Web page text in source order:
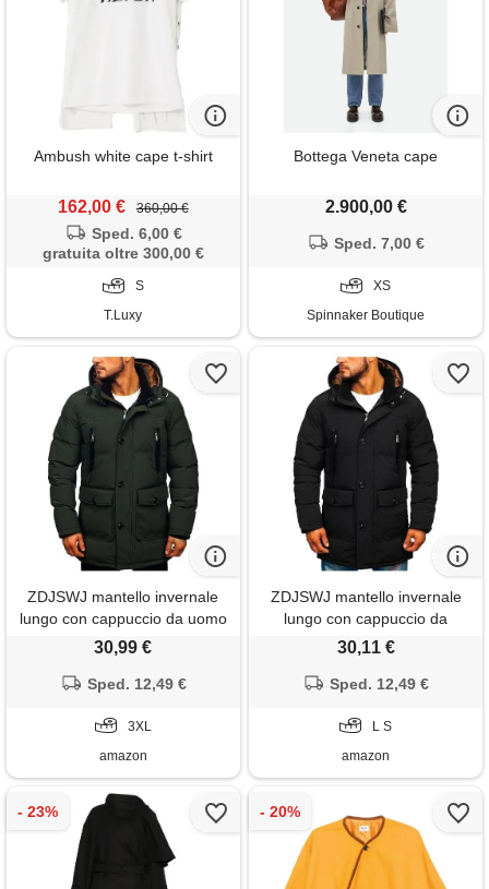
Ambush white cape t-shirt
162,00 € 360,00 €
Sped. 6,00 €
gratuita oltre 300,00 €
S
T.Luxy
Bottega Veneta cape
2.900,00 €
Sped. 7,00 €
XS
Spinnaker Boutique
ZDJSWJ mantello invernale
lungo con cappuccio da uomo
parka con cappuccio imbottito
cotone, giacca pesante, verde
30,99 €
Sped. 12,49 €
3XL
amazon
ZDJSWJ mantello invernale
lungo con cappuccio da
uomo, parka con cappuccio
trapuntato in cotone, giacca
30,11 €
Sped. 12,49 €
L S
amazon